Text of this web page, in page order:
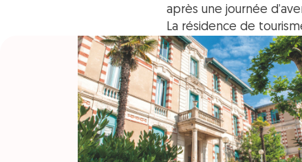
après une journée
La résidence de